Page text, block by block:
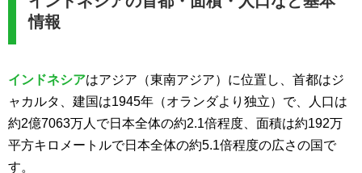
情報
インドネシアはアジア（東南アジア）に位置し、首都はジ
ャカルタ、建国は1945年（オランダより独立）で、人口は
約2億7063万人で日本全体の約2.1倍程度、面積は約192万
平方キロメートルで日本全体の約5.1倍程度の広さの国で
す。